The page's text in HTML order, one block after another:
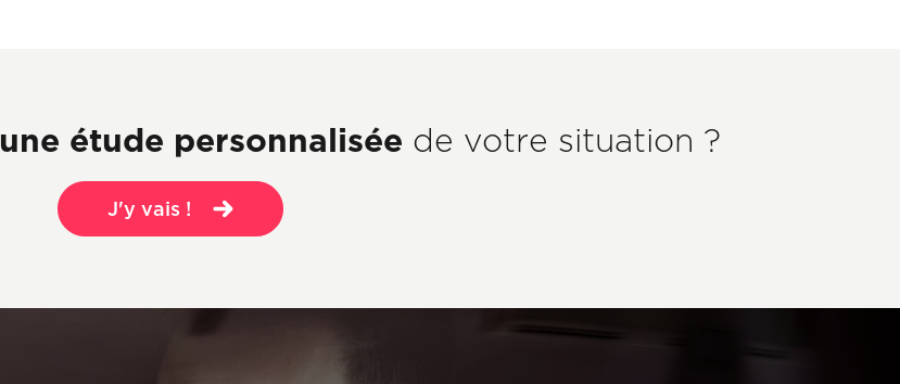
une étude personnalisée de votre situation ?
J'y vais !